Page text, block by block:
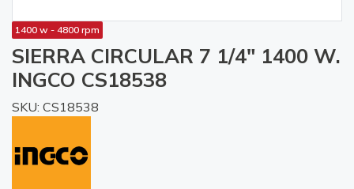
1400 w - 4800 rpm
SIERRA CIRCULAR 7 1/4" 1400 W.
INGCO CS18538
SKU: CS18538